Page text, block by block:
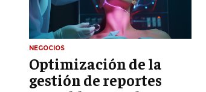
GESTIÓN DE LA EXPERIENCIA DEL
CLIENTE
PROYECTOS
GESTIÓN DE PROYECTOS
NEGOCIOS
Optimización de la
gestión de reportes